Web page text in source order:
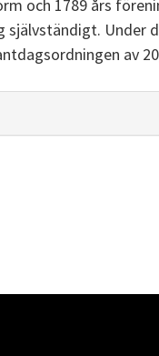
och 1789 års
självständigt. Under
av